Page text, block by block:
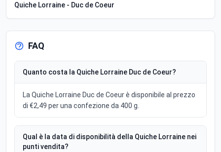
Quiche Lorraine - Duc de Coeur
FAQ
Quanto costa la Quiche Lorraine Duc de Coeur?
La Quiche Lorraine Duc de Coeur è disponibile al prezzo
di €2,49 per una confezione da 400 g.
Qual è la data di disponibilità della Quiche Lorraine nei
punti vendita?